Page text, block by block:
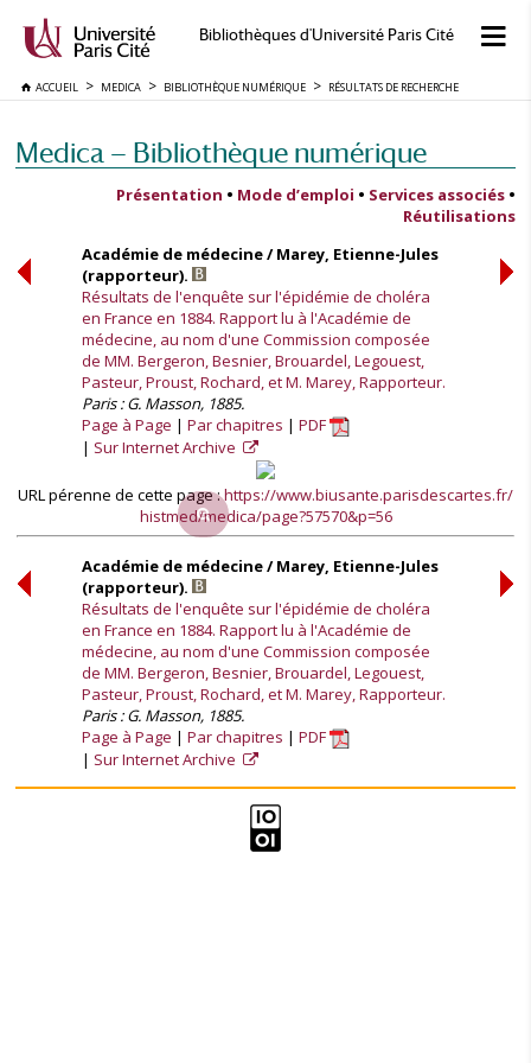
Bibliothèques d'Université Paris Cité
ACCUEIL MEDICA BIBLIOTHÈQUE NUMÉRIQUE RÉSULTATS DE RECHERCHE
Medica — Bibliothèque numérique
Présentation • Mode d’emploi • Services associés •
Réutilisations
Académie de médecine / Marey, Etienne-Jules
(rapporteur).
Résultats de l'enquête sur l'épidémie de choléra
en France en 1884. Rapport lu à l'Académie de
médecine, au nom d'une Commission composée
de MM. Bergeron, Besnier, Brouardel, Legouest,
Pasteur, Proust, Rochard, et M. Marey, Rapporteur.
Paris : G. Masson, 1885.
Page à Page
Par chapitres
PDF
Sur Internet Archive
URL pérenne de cette page :https://www.biusante.parisdescartes.fr/
histmed/medica/page?57570&p=56
Académie de médecine / Marey, Etienne-Jules
(rapporteur).
Résultats de l'enquête sur l'épidémie de choléra
en France en 1884. Rapport lu à l'Académie de
médecine, au nom d'une Commission composée
de MM. Bergeron, Besnier, Brouardel, Legouest,
Pasteur, Proust, Rochard, et M. Marey, Rapporteur.
Paris : G. Masson, 1885.
Page à Page
Par chapitres
PDF
Sur Internet Archive